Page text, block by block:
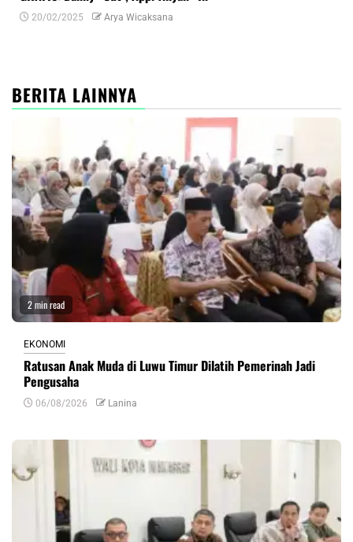
20/02/2025 Arya Wicaksana
BERITA LAINNYA
2 min read
EKONOMI
Ratusan Anak Muda di Luwu Timur Dilatih Pemerinah Jadi
Pengusaha
06/08/2026 Lanina